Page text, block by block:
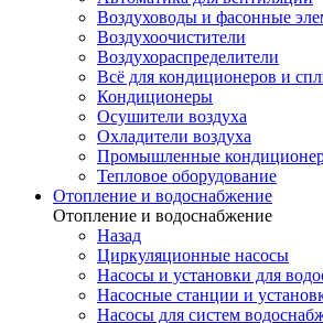
Воздуховоды и фасонные
Воздухоочистители
Воздухораспределители
Всё для кондиционеров и
Кондиционеры
Осушители воздуха
Охладители воздуха
Промышленные
Тепловое оборудование
Отопление и водоснабжение
Отопление и водоснабжение
Назад
Циркуляционные насосы
Насосы и установки для
Насосные станции и
Насосы для систем